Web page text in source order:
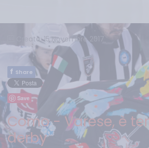
Creato: 15 Novembre 2017
f Share
Save
Como - Varese, è
derby